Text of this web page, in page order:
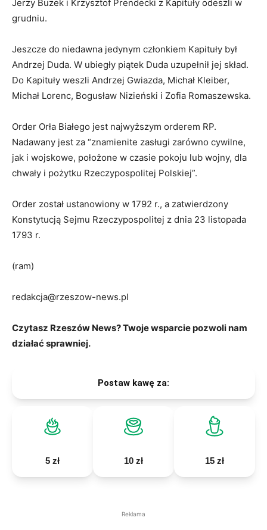
Jerzy Buzek i Krzysztof Prendecki z Kapituły odeszli w
grudniu.
Jeszcze do niedawna jedynym członkiem Kapituły był
Andrzej Duda. W ubiegły piątek Duda uzupełnił jej skład.
Do Kapituły weszli Andrzej Gwiazda, Michał Kleiber,
Michał Lorenc, Bogusław Nizieński i Zofia Romaszewska.
Order Orła Białego jest najwyższym orderem RP.
Nadawany jest za “znamienite zasługi zarówno cywilne,
jak i wojskowe, położone w czasie pokoju lub wojny, dla
chwały i pożytku Rzeczypospolitej Polskiej”.
Order został ustanowiony w 1792 r., a zatwierdzony
Konstytucją Sejmu Rzeczypospolitej z dnia 23 listopada
1793 r.
(ram)
redakcja@rzeszow-news.pl
Czytasz Rzeszów News? Twoje wsparcie pozwoli nam
działać sprawniej.
Postaw kawę za:
5 zł 10 zł 15 zł
Reklama